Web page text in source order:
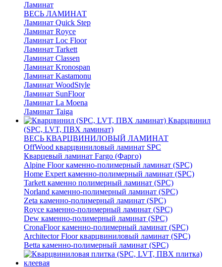
Ламинат
ВЕСЬ ЛАМИНАТ
Ламинат Quick Step
Ламинат Royce
Ламинат Loc Floor
Ламинат Tarkett
Ламинат Classen
Ламинат Kronospan
Ламинат Kastamonu
Ламинат WoodStyle
Ламинат SunFloor
Ламинат La Moena
Ламинат Taiga
Кварцвинил
(SPC, LVT, ПВХ ламинат)
ВЕСЬ КВАРЦВИНИЛОВЫЙ ЛАМИНАТ
OffWood кварцвиниловый ламинат SPC
Кварцевый ламинат Fargo (Фарго)
Alpine Floor каменно-полимерный ламинат (SPC)
Home Expert каменно-полимерный ламинат (SPC)
Tarkett каменно полимерный ламинат (SPC)
Norland каменно-полимерный ламинат (SPC)
Zeta каменно-полимерный ламинат (SPC)
Royce каменно-полимерный ламинат (SPC)
Dew каменно-полимерный ламинат (SPC)
CronaFloor каменно-полимерный ламинат (SPC)
Architector Floor кварцвиниловый ламинат (SPC)
Betta каменно-полимерный ламинат (SPC)